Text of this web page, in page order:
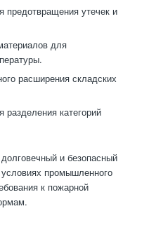
предотвращения утечек и
для
расширения складских
категорий
и безопасный
промышленного
к пожарной